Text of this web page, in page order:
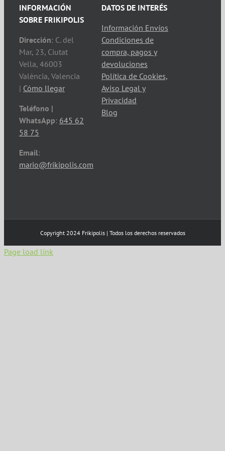
INFORMACIÓN
SOBRE FRIKIPOLIS
Dirección: C. del
Mar, 23, Ciutat
Vella, 46003
València, Valencia
| Cómo llegar
Teléfono |
WhatsApp: 645 62
58 75
Email:
mario@frikipolis.com
DATOS DE INTERÉS
Información Envíos
Condiciones de
compra, pagos y
devoluciones
Política de Cookies,
Aviso Legal y
Privacidad
Blog
Copyright 2024 Frikipolis | Todos los derechos reservados
Page load link